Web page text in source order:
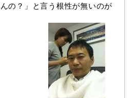
の？」と言う根性が無いのが